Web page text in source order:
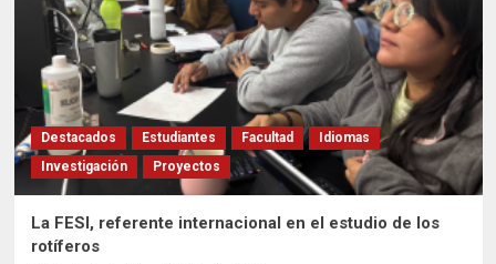
Destacados Estudiantes Facultad
Idiomas
Investigación
Proyectos
La FESI, referente internacional en el estudio de los
rotíferos